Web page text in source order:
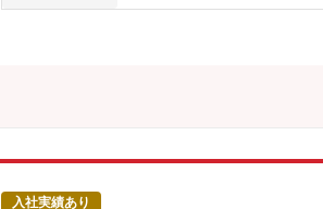
ト広告業界トップクラスのサイバーエージェ
ーシブクリエイティブセンター」の新たな
ち、国内だけでなく、北米、中国、東南アジ
入社実績あり